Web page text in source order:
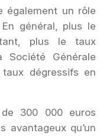
également un rôle
général, plus le
plus le taux
Générale
dégressifs en
300 000 euros
avantageux qu’un